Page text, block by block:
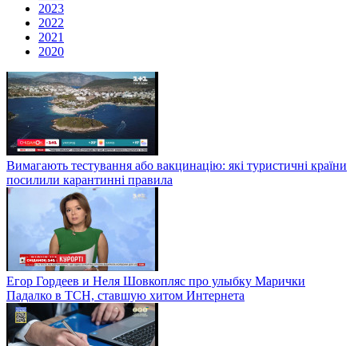
2023
2022
2021
2020
Вимагають тестування або вакцинацію: які туристичні країни
посилили карантинні правила
Егор Гордеев и Неля Шовкопляс про улыбку Марички
Падалко в ТСН, ставшую хитом Интернета